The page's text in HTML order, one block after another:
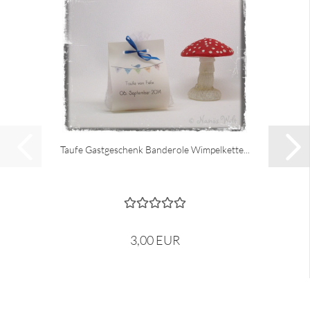
Taufe Gastgeschenk Banderole Wimpelkette...
3,00 EUR